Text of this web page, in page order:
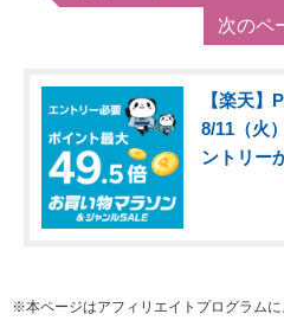
次のペ
【楽天
8/11（火
ントリー
※本ページはアフィリエイトプログラム